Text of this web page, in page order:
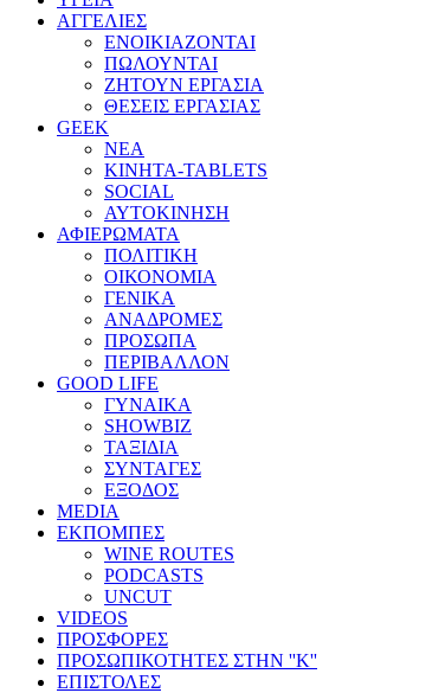
ΑΓΓΕΛΙΕΣ
ΕΝΟΙΚΙΑΖΟΝΤΑΙ
ΠΩΛΟΥΝΤΑΙ
ΖΗΤΟΥΝ ΕΡΓΑΣΙΑ
ΘΕΣΕΙΣ ΕΡΓΑΣΙΑΣ
GEEK
ΝΕΑ
ΚΙΝΗΤΑ-TABLETS
SOCIAL
ΑΥΤΟΚΙΝΗΣΗ
ΑΦΙΕΡΩΜΑΤΑ
ΠΟΛΙΤΙΚΗ
ΟΙΚΟΝΟΜΙΑ
ΓΕΝΙΚΑ
ΑΝΑΔΡΟΜΕΣ
ΠΡΟΣΩΠΑ
ΠΕΡΙΒΑΛΛΟΝ
GOOD LIFE
ΓΥΝΑΙΚΑ
SHOWBIZ
ΤΑΞΙΔΙΑ
ΣΥΝΤΑΓΕΣ
ΕΞΟΔΟΣ
MEDIA
ΕΚΠΟΜΠΕΣ
WINE ROUTES
PODCASTS
UNCUT
VIDEOS
ΠΡΟΣΦΟΡΕΣ
ΠΡΟΣΩΠΙΚΟΤΗΤΕΣ ΣΤΗΝ ''Κ''
ΕΠΙΣΤΟΛΕΣ